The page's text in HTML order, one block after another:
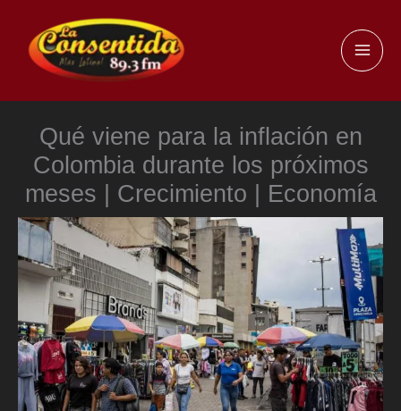
contenido
Qué viene para la inflación en
Colombia durante los próximos
meses | Crecimiento | Economía